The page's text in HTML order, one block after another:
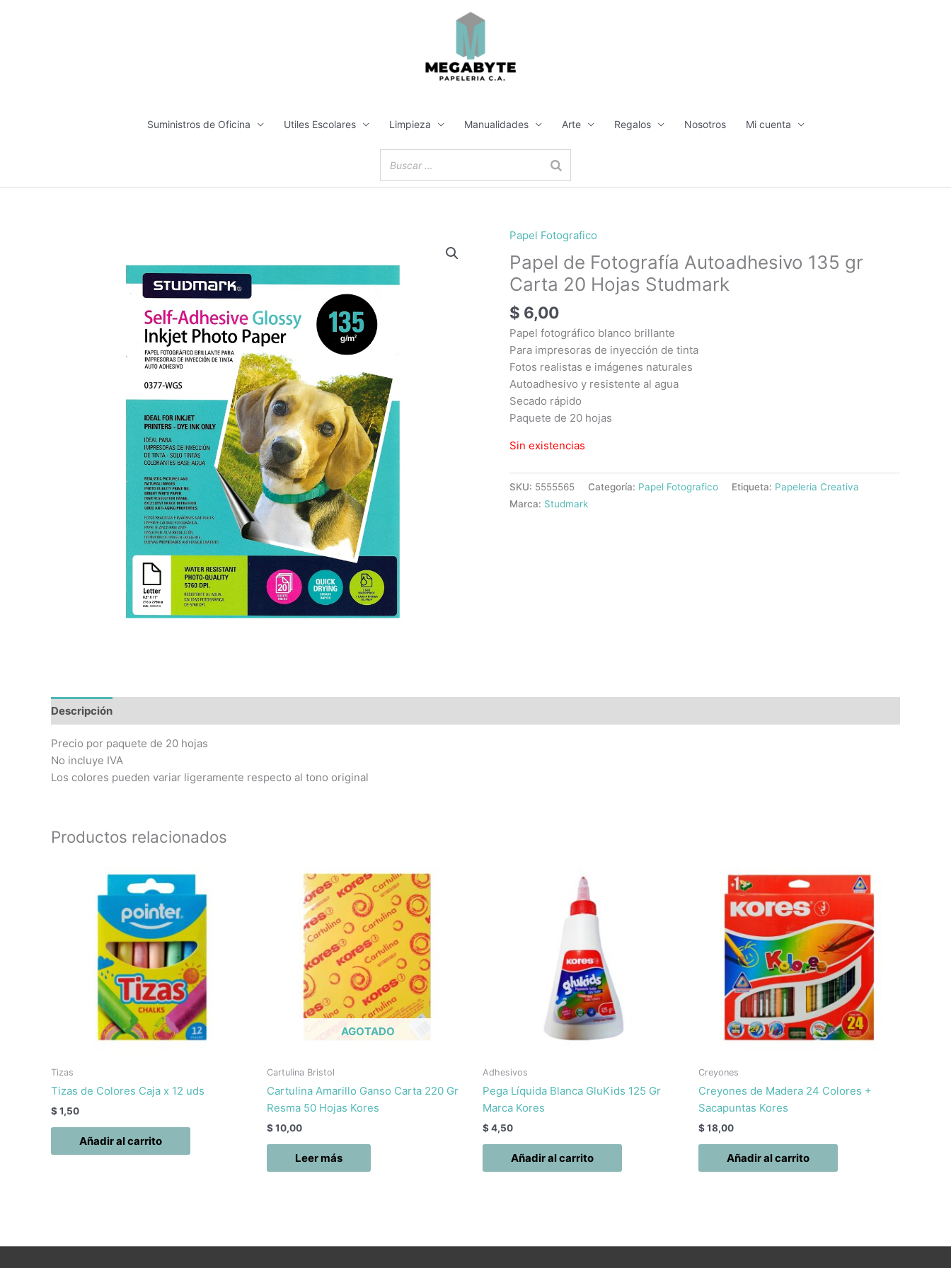
Suministros de Oficina Utiles Escolares Limpieza Manualidades Arte Regalos Nosotros Mi cuenta
Papel Fotografico
Papel de Fotografía Autoadhesivo 135 gr
Carta 20 Hojas Studmark
$ 6,00
Papel fotográfico blanco brillante
Para impresoras de inyección de tinta
Fotos realistas e imágenes naturales
Autoadhesivo y resistente al agua
Secado rápido
Paquete de 20 hojas
Sin existencias
SKU: 5555565 Categoría: Papel Fotografico Etiqueta: Papeleria Creativa
Marca: Studmark
Descripción
Precio por paquete de 20 hojas
No incluye IVA
Los colores pueden variar ligeramente respecto al tono original
Productos relacionados
Tizas
Tizas de Colores Caja x 12 uds
$1,50
Añadir al carrito
AGOTADO
Cartulina Bristol
Cartulina Amarillo Ganso Carta 220 Gr
Resma 50 Hojas Kores
$10,00
Leer más
Adhesivos
Pega Líquida Blanca GluKids 125 Gr
Marca Kores
$4,50
Añadir al carrito
Creyones
Creyones de Madera 24 Colores +
Sacapuntas Kores
$18,00
Añadir al carrito